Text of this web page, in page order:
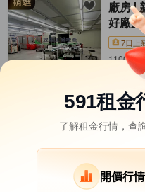
廠房
好廠房
7日上
1100坪
08-
其它租屋
北埔鄉租屋
591租金
了解租金行情，查
開價行情